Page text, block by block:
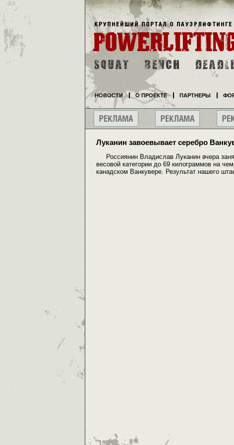
Луканин завоевывает серебро
Россиянин Владислав Луканин вчера
весовой категории до 69 килограммов на
канадском Ванкувере. Результат нашего
НОВОСТИ О ПРОЕКТЕ ПАРТНЕРЫ